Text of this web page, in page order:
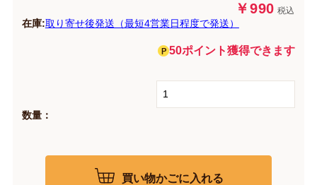
￥990 税込
在庫:取り寄せ後発送（最短4営業日程度で発送）
50ポイント獲得できます
数量：
買い物かごに入れる